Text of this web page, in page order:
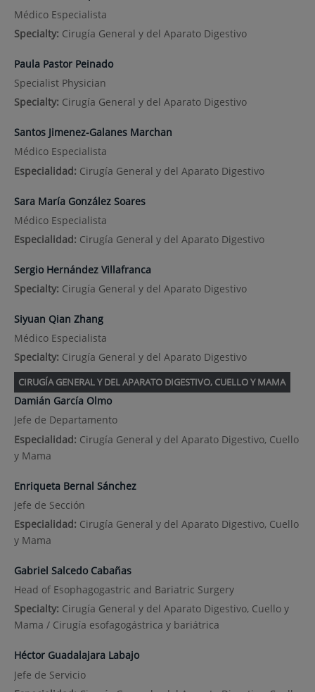
Médico Especialista
Specialty: Cirugía General y del Aparato Digestivo
Paula Pastor Peinado
Specialist Physician
Specialty: Cirugía General y del Aparato Digestivo
Santos Jimenez-Galanes Marchan
Médico Especialista
Especialidad: Cirugía General y del Aparato Digestivo
Sara María González Soares
Médico Especialista
Especialidad: Cirugía General y del Aparato Digestivo
Sergio Hernández Villafranca
Specialty: Cirugía General y del Aparato Digestivo
Siyuan Qian Zhang
Médico Especialista
Specialty: Cirugía General y del Aparato Digestivo
CIRUGÍA GENERAL Y DEL APARATO DIGESTIVO, CUELLO Y MAMA
Damián García Olmo
Jefe de Departamento
Especialidad: Cirugía General y del Aparato Digestivo, Cuello
y Mama
Enriqueta Bernal Sánchez
Jefe de Sección
Especialidad: Cirugía General y del Aparato Digestivo, Cuello
y Mama
Gabriel Salcedo Cabañas
Head of Esophagogastric and Bariatric Surgery
Specialty: Cirugía General y del Aparato Digestivo, Cuello y
Mama / Cirugía esofagogástrica y bariátrica
Héctor Guadalajara Labajo
Jefe de Servicio